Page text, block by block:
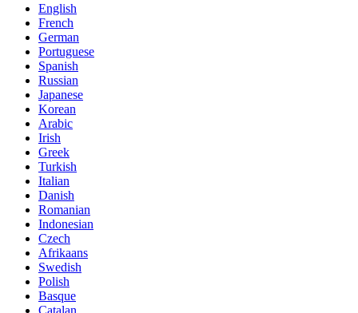
English
French
German
Portuguese
Spanish
Russian
Japanese
Korean
Arabic
Irish
Greek
Turkish
Italian
Danish
Romanian
Indonesian
Czech
Afrikaans
Swedish
Polish
Basque
Catalan